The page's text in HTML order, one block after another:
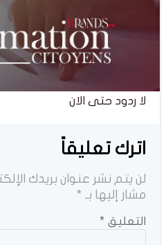
لا ردود حتى الان
اترك تعليقاً
لن يتم نشر عنوان بريدك
مشار إليها بـ *
التعليق *